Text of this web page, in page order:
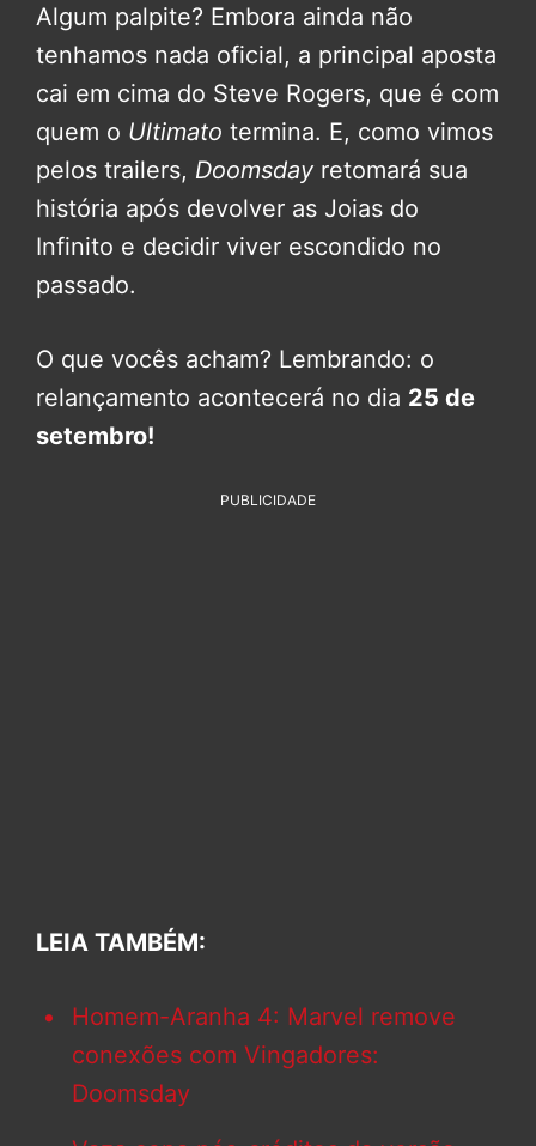
Algum palpite? Embora ainda não
tenhamos nada oficial, a principal aposta
cai em cima do Steve Rogers, que é com
quem o Ultimato termina. E, como vimos
pelos trailers, Doomsday retomará sua
história após devolver as Joias do
Infinito e decidir viver escondido no
passado.
O que vocês acham? Lembrando: o
relançamento acontecerá no dia 25 de
setembro!
PUBLICIDADE
LEIA TAMBÉM:
Homem-Aranha 4: Marvel remove
conexões com Vingadores:
Doomsday